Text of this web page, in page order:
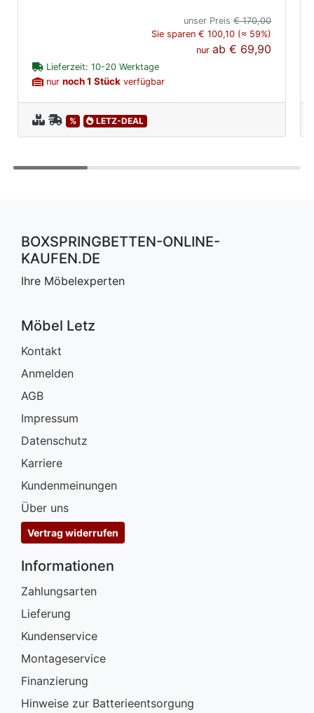
unser Preis€ 170,00
Sie sparen € 100,10 (≈ 59%)
nurab€ 69,90
Lieferzeit: 10-20 Werktage
nur noch 1 Stück verfügbar
% LETZ-DEAL
BOXSPRINGBETTEN-ONLINE-
KAUFEN.DE
Ihre Möbelexperten
Möbel Letz
Kontakt
Anmelden
AGB
Impressum
Datenschutz
Karriere
Kundenmeinungen
Über uns
Vertrag widerrufen
Informationen
Zahlungsarten
Lieferung
Kundenservice
Montageservice
Finanzierung
Hinweise zur Batterieentsorgung